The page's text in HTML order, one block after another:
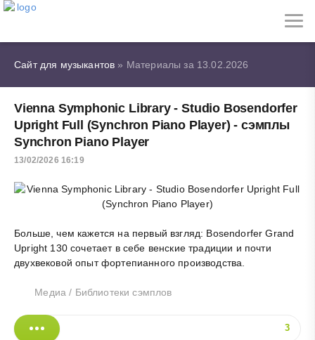
Сайт для музыкантов » Материалы за 13.02.2026
Vienna Symphonic Library - Studio Bosendorfer
Upright Full (Synchron Piano Player) - сэмплы
Synchron Piano Player
13/02/2026 16:19
Больше, чем кажется на первый взгляд: Bosendorfer Grand
Upright 130 сочетает в себе венские традиции и почти
двухвековой опыт фортепианного производства.
Медиа / Библиотеки сэмплов
3